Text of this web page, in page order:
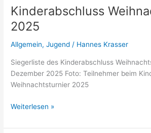
Kinderabschluss
2025
Allgemein,Jugend / Hannes Krasser
Siegerliste des Kinderabschluss
Dezember 2025 Foto: Teilnehmer beim
Weihnachtsturnier 2025
Kinderabschluss
2025
Weiterlesen »